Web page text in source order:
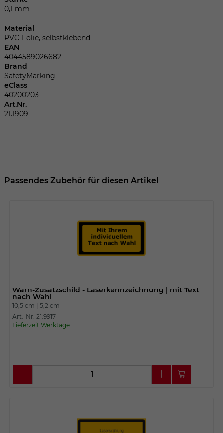
0,1 mm
Material
PVC-Folie, selbstklebend
EAN
4044589026682
Brand
SafetyMarking
eClass
40200203
Art.Nr.
21.1909
Passendes Zubehör für diesen Artikel
Warn-Zusatzschild - Laserkennzeichnung | mit Text
nach Wahl
10,5 cm | 5,2 cm
Art.-Nr. 21.9917
Lieferzeit Werktage
Zweck
Speicherung Ihrer vorgenommen
Name
Anbieter
festhalten des Login Status.